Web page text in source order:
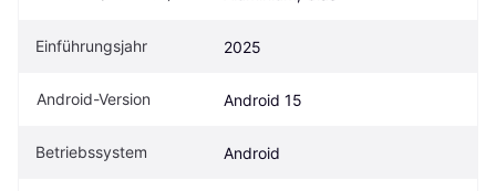
Einführungsjahr 2025
Android-Version Android 15
Betriebssystem Android